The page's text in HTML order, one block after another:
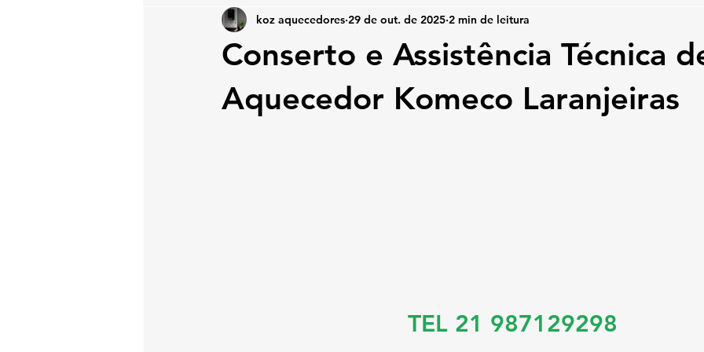
Conserto e Assistência Técnica
Aquecedor Komeco Laranjeiras
koz aquecedores 29 de out. de 2025 2 min de leitura
TEL 21 987129298